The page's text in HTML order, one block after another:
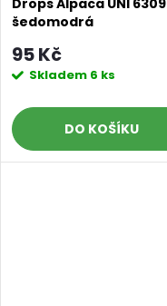
šedomodrá
95 Kč
Skladem 6 ks
DO KOŠÍKU